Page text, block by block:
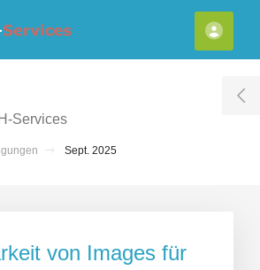
Services
Sept. 2025
von Images für